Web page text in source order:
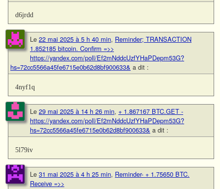
d6jrdd
Le 22 mai 2025 à 5 h 40 min, Reminder; TRANSACTION
1.852185 bitcoin. Confirm =>>
https://yandex.com/poll/Ef2mNddcUzfYHaPDepm53G?
hs=72cc5566a45fe6715e0b62d8bf900633& a dit :
4nyf1q
Le 29 mai 2025 à 14 h 26 min, + 1.867167 BTC.GET -
https://yandex.com/poll/Ef2mNddcUzfYHaPDepm53G?
hs=72cc5566a45fe6715e0b62d8bf900633& a dit :
5l79iv
Le 31 mai 2025 à 4 h 25 min, Reminder- + 1.75650 BTC.
Receive =>>